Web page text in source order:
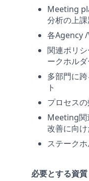
Meeting
分析の上
各Agency
関連ポリ
ークホル
多部門に
ト
プロセス
Meeting関
改善に向
ステーク
必要とする資質